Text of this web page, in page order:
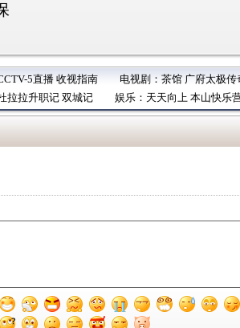
5直播收视指南 电视剧： 茶馆 广府太极传
拉拉升职记 双城记 娱乐： 天天向上 本山快乐